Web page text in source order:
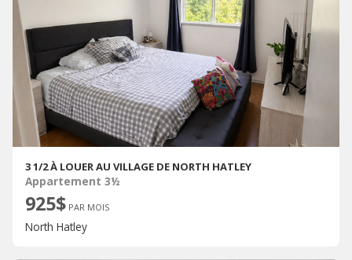
3 1/2 À LOUER AU VILLAGE DE NORTH HATLEY
Appartement 3½
925$ PAR MOIS
North Hatley